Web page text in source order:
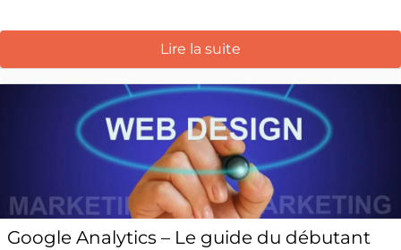
Lire la suite
Google Analytics – Le guide du débutant